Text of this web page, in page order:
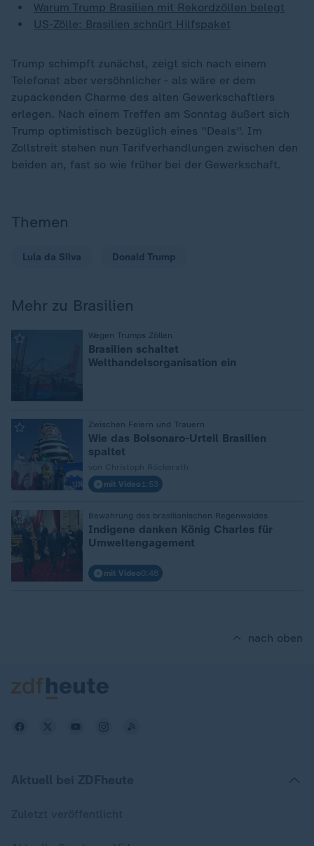
Warum Trump Brasilien mit Rekordzöllen belegt
US-Zölle: Brasilien schnürt Hilfspaket
Trump schimpft zunächst, zeigt sich nach einem
Telefonat aber versöhnlicher - als wäre er dem
zupackenden Charme des alten Gewerkschaftlers
erlegen. Nach einem Treffen am Sonntag äußert sich
Trump optimistisch bezüglich eines "Deals". Im
Zollstreit stehen nun Tarifverhandlungen zwischen den
beiden an, fast so wie früher bei der Gewerkschaft.
Themen
Lula da Silva Donald Trump
Mehr zu Brasilien
Wegen Trumps Zöllen
Brasilien schaltet
Welthandelsorganisation ein
Zwischen Feiern und Trauern
Wie das Bolsonaro-Urteil Brasilien
spaltet
mit Video 1:53
Bewahrung des brasilianischen Regenwaldes
:
Indigene danken König Charles für
Umweltengagement
mit Video0:48
nach oben